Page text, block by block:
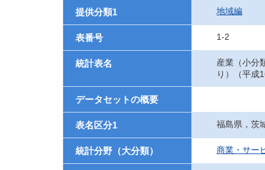
提供分類1 地域編
表番号 1-2
統計表名
産業（小分
り）（平成
データセットの概要
表名区分1 福島県，茨
統計分野（大分類） 商業・サー